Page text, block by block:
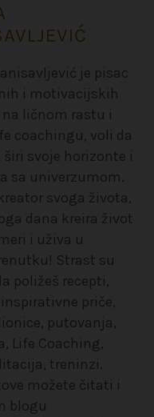
je pisac
i motivacijskih
na ličnom rastu i
coachingu, voli da
širi svoje horizonte i
sa univerzumom.
svoga života,
dana kreira život
i uživa u
Strast su
poližeš recepti,
priče,
putovanja,
Life Coaching,
treninzi.
možete čitati i
blogu